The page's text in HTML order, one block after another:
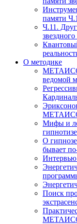
памяти
Ч.11.
О методике
ведомой
Мифы и
О
бывает
Интервью
Поиск